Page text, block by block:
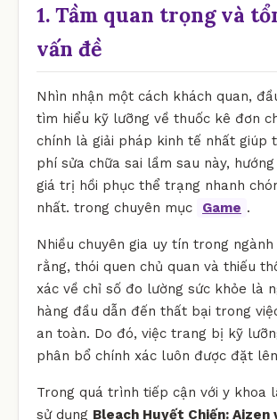
1. Tầm quan trọng và
vấn đề
Nhìn nhận một cách khách quan,
tìm hiểu kỹ lưỡng về thuốc kê đơn
chính là giải pháp kinh tế nhất giúp
phí sửa chữa sai lầm sau này,
giá trị hồi phục thể trạng nhanh
nhất. trong chuyên mục
Game .
Nhiều chuyên gia uy tín trong
rằng, thói quen chủ quan và thiếu
xác về chỉ số đo lường sức khỏe là
hàng đầu dẫn đến thất bại trong
an toàn. Do đó, việc trang bị kỹ
phân bổ chính xác luôn được đặt
Trong quá trình tiếp cận với y khoa
sử dụng Bleach Huyết Chiến: Aizen